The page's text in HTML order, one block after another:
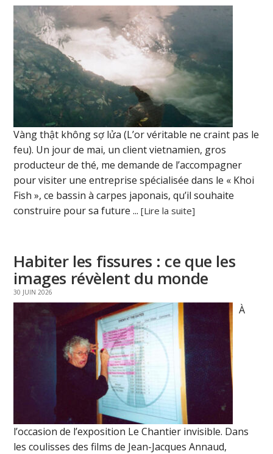
Vàng thật không sợ lửa (L’or véritable ne craint pas le
feu). Un jour de mai, un client vietnamien, gros
producteur de thé, me demande de l’accompagner
pour visiter une entreprise spécialisée dans le « Khoi
Fish », ce bassin à carpes japonais, qu’il souhaite
construire pour sa future ...[Lire la suite]
Habiter les fissures : ce que les
images révèlent du monde
30 JUIN 2026
À
l’occasion de l’exposition Le Chantier invisible. Dans
les coulisses des films de Jean-Jacques Annaud,